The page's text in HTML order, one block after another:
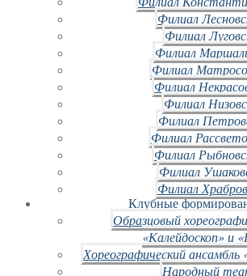
Филиал
Филиал
Филиал
Филиал
Филиал
Филиал
Филиал
Филиал
Филиал
Филиал
Филиал
Клубные
Образцовый
«Калейдоскоп» и
Хореографический ансамбль
Народный